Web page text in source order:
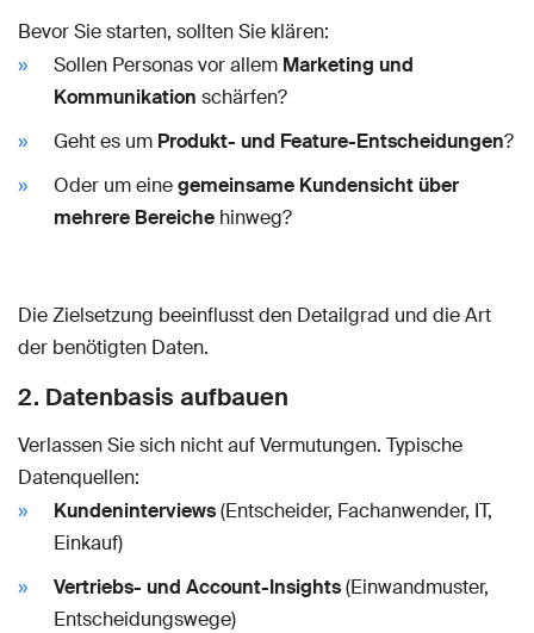
Bevor Sie starten, sollten Sie klären:
Sollen Personas vor allem Marketing und
Kommunikation schärfen?
Geht es um Produkt- und Feature-Entscheidungen?
Oder um einegemeinsame Kundensicht über
mehrere Bereiche hinweg?
Die Zielsetzung beeinflusst den Detailgrad und die Art
der benötigten Daten.
2. Datenbasis aufbauen
Verlassen Sie sich nicht auf Vermutungen. Typische
Datenquellen:
Kundeninterviews(Entscheider, Fachanwender, IT,
Einkauf)
Vertriebs- und Account-Insights(Einwandmuster,
Entscheidungswege)